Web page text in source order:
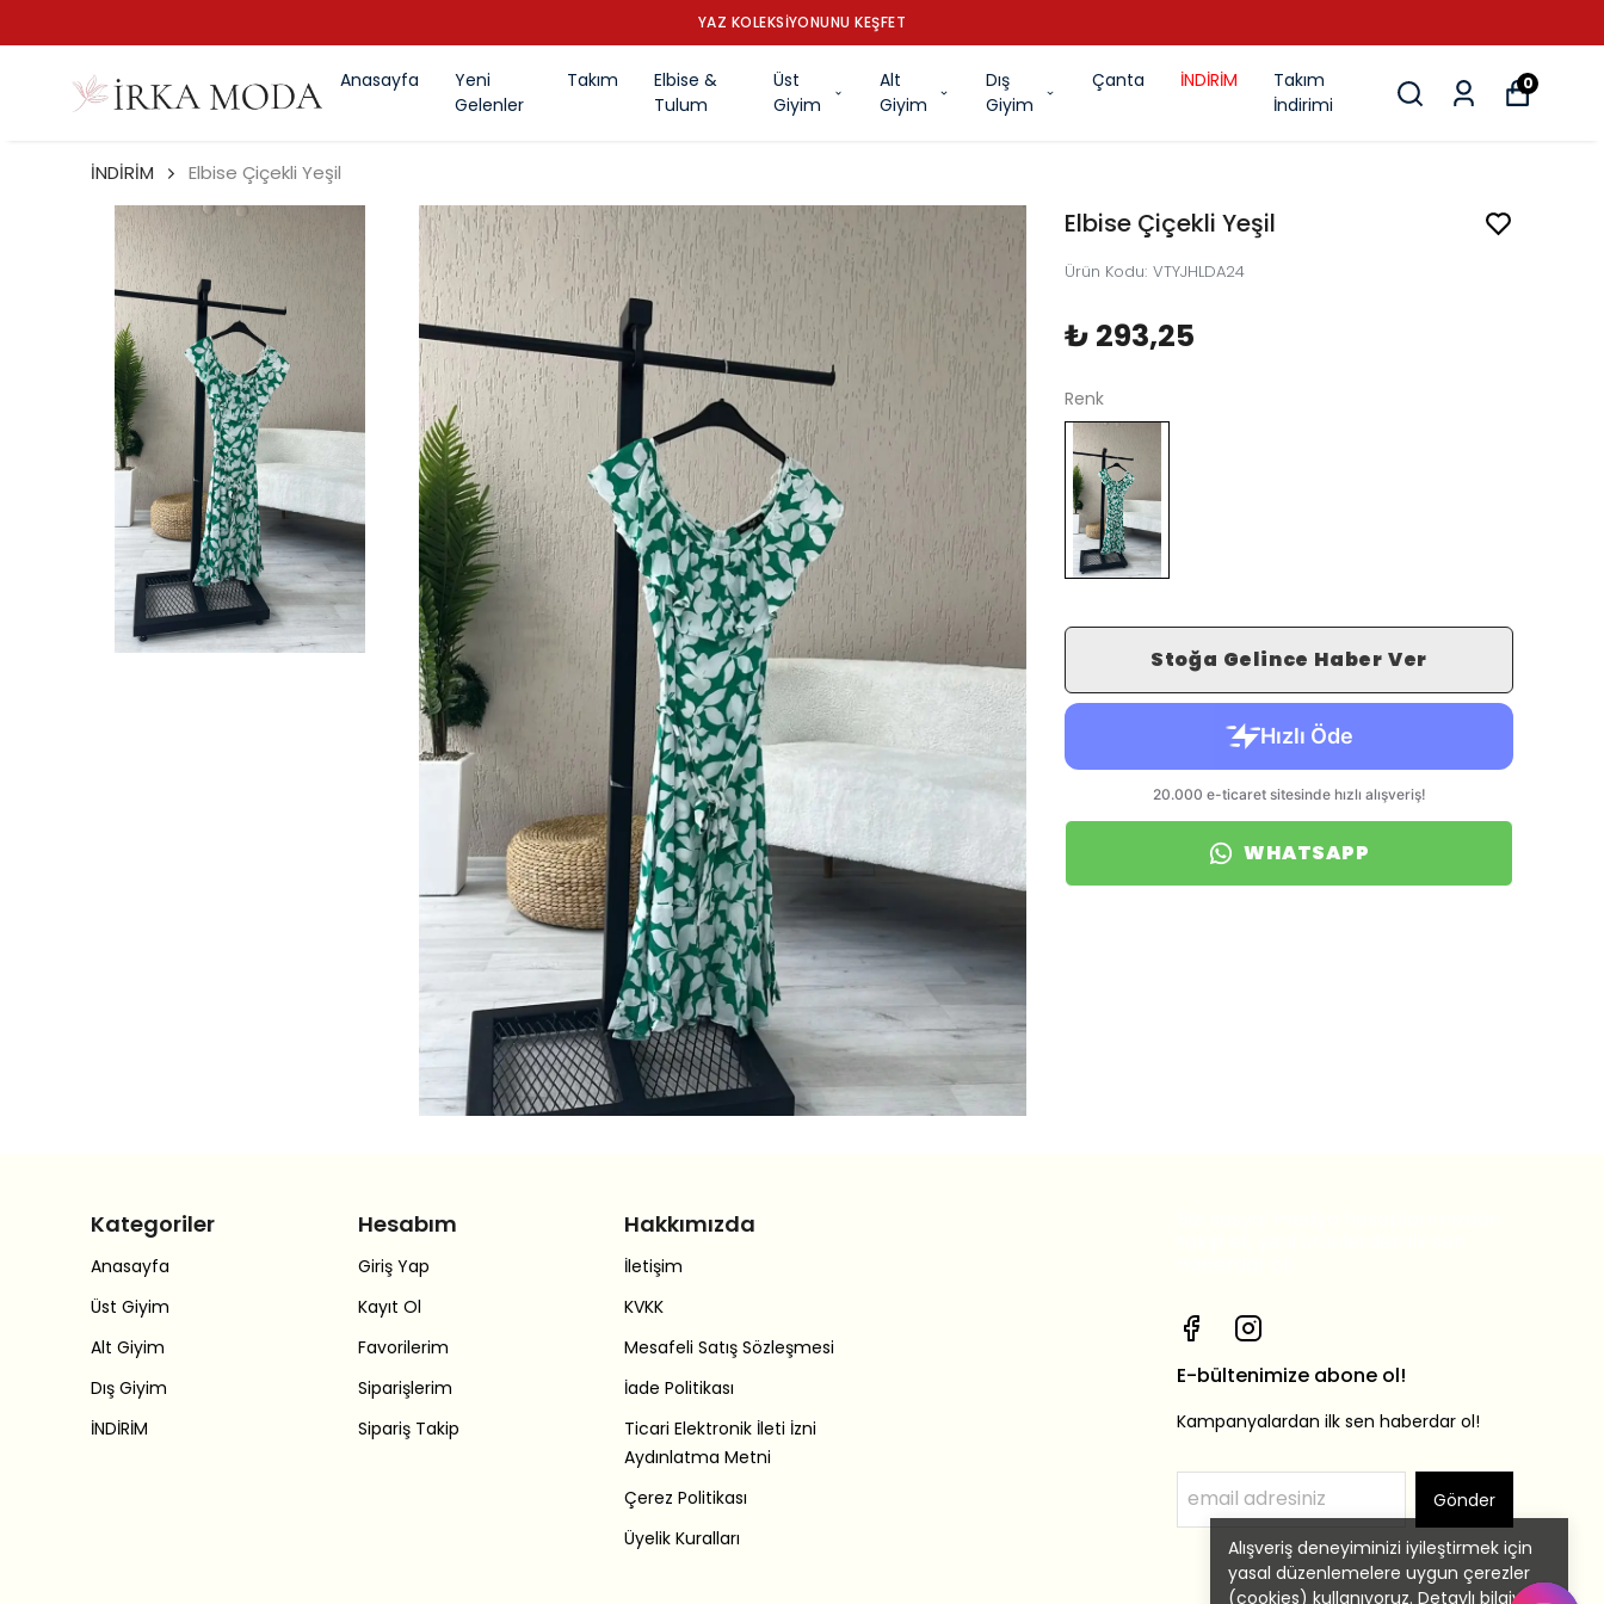
YAZ KOLEKSİYONUNU KEŞFET
Anasayfa
Yeni
Gelenler
Takım
Elbise &
Tulum
Üst
Giyim
Alt
Giyim
Dış
Giyim
Çanta İNDİRİM
Takım
İndirimi
0
Alışveriş deneyiminizi iyileştirmek için
yasal düzenlemelere uygun çerezler
(cookies) kullanıyoruz. Detaylı bilgiye
İNDİRİM Elbise Çiçekli Yeşil
Elbise Çiçekli Yeşil
Ürün Kodu: VTYJHLDA24
₺ 293,25
Renk
Stoğa Gelince Haber Ver
WHATSAPP
Kategoriler
Anasayfa
Üst Giyim
Alt Giyim
Dış Giyim
İNDİRİM
Hesabım
Giriş Yap
Kayıt Ol
Favorilerim
Siparişlerim
Sipariş Takip
Hakkımızda
İletişim
KVKK
Mesafeli Satış Sözleşmesi
İade Politikası
Ticari Elektronik İleti İzni
Aydınlatma Metni
Çerez Politikası
Üyelik Kuralları
E-bültenimize abone ol!
Kampanyalardan ilk sen haberdar ol!
Gönder